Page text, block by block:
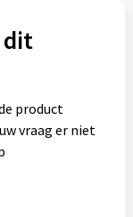
dit
product
vraag er niet